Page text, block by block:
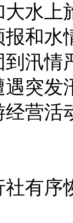
水上
报和水
汛情
突发
经营活
序